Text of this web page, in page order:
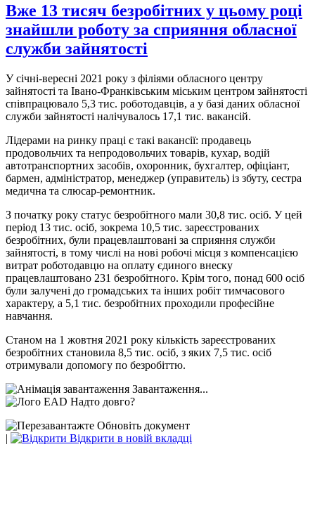
Вже 13 тисяч безробітних у цьому році
знайшли роботу за сприяння обласної
служби зайнятості
У січні-вересні 2021 року з філіями обласного центру
зайнятості та Івано-Франківським міським центром зайнятості
співпрацювало 5,3 тис. роботодавців, а у базі даних обласної
служби зайнятості налічувалось 17,1 тис. вакансій.
Лідерами на ринку праці є такі вакансії: продавець
продовольчих та непродовольчих товарів, кухар, водій
автотранспортних засобів, охоронник, бухгалтер, офіціант,
бармен, адміністратор, менеджер (управитель) із збуту, сестра
медична та слюсар-ремонтник.
З початку року статус безробітного мали 30,8 тис. осіб. У цей
період 13 тис. осіб, зокрема 10,5 тис. зареєстрованих
безробітних, були працевлаштовані за сприяння служби
зайнятості, в тому числі на нові робочі місця з компенсацією
витрат роботодавцю на оплату єдиного внеску
працевлаштовано 231 безробітного. Крім того, понад 600 осіб
були залучені до громадських та інших робіт тимчасового
характеру, а 5,1 тис. безробітних проходили професійне
навчання.
Станом на 1 жовтня 2021 року кількість зареєстрованих
безробітних становила 8,5 тис. осіб, з яких 7,5 тис. осіб
отримували допомогу по безробіттю.
Завантаження...
Надто довго?
Обновіть документ
|
Відкрити в новій вкладці